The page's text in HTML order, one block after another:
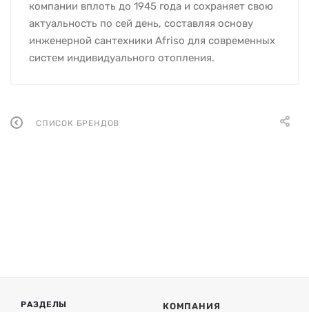
компании вплоть до 1945 года и сохраняет свою
актуальность по сей день, составляя основу
инженерной сантехники Afriso для современных
систем индивидуального отопления.
СПИСОК БРЕНДОВ
РАЗДЕЛЫ КОМПАНИЯ